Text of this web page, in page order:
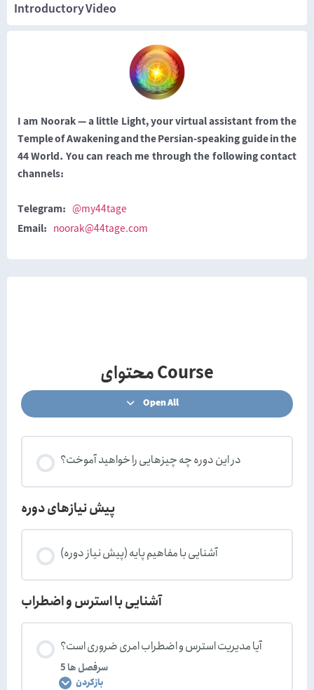
Introductory Video
I am Noorak — a little Light, your virtual assistant from the
Temple of Awakening and the Persian-speaking guide in the
44 World. You can reach me through the following contact
channels:
Telegram: @my44tage
Email: noorak@44tage.com
محتوای Course
Open All
در این دوره چه چیزهایی را خواهید آموخت؟
پیش نیازهای دوره
آشنایی با مفاهیم پایه (پیش نیاز دوره)
آشنایی با استرس و اضطراب
آیا مدیریت استرس و اضطراب امری ضروری است؟
5 سر‌فصل ها
بازکردن